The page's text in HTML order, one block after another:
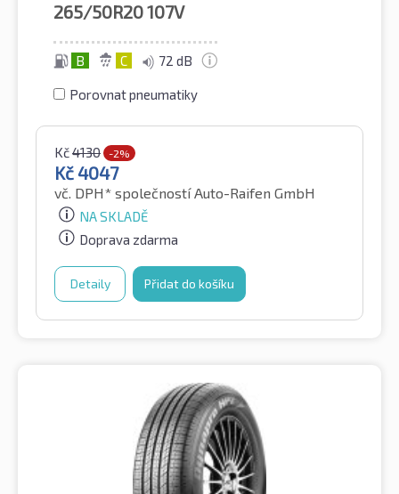
265/50R20107V
B C 72 dB
Porovnat pneumatiky
Kč4130 -2%
Kč4047
vč. DPH* společností Auto-Raifen GmbH
NA SKLADĚ
Doprava zdarma
Detaily Přidat do košíku